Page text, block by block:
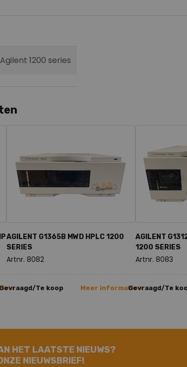
Agilent 1200 series
>
AGILENT G1365B MWD HPLC 1200
SERIES
Artnr. 8082
Gevraagd/Te koop Meer informatie >
AGILENT
1200 SERIES
Artnr. 8083
Gevraagd/Te
HET LAATSTE NIEUWS?
NIEUWSBRIEF!